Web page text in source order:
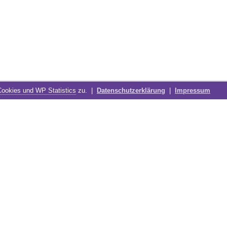
und WP Statistics zu. | Datenschutzerklärung Impressum